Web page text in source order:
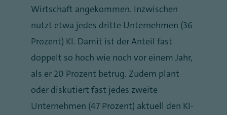
Wirtschaft angekommen. Inzwischen
nutzt etwa jedes dritte Unternehmen (36
Prozent) KI. Damit ist der Anteil fast
doppelt so hoch wie noch vor einem Jahr,
als er 20 Prozent betrug. Zudem plant
oder diskutiert fast jedes zweite
Unternehmen (47 Prozent) aktuell den KI-